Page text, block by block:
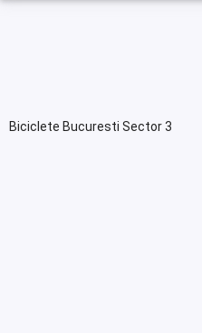
Biciclete Bucuresti Sector 3